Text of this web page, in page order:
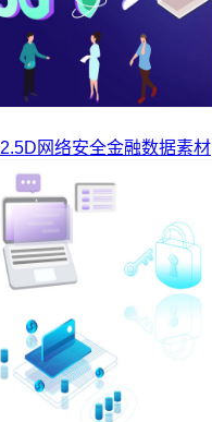
2.5D网络安全金融数据素材